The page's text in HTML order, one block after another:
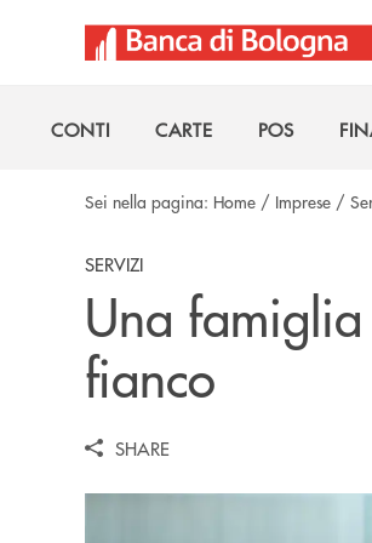
CONTI
CARTE
POS
Sei nella pagina: Home / Imprese /
SERVIZI
Una
fianco
SHARE